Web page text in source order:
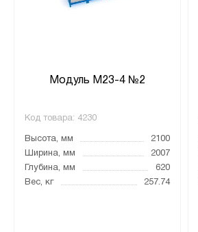
Модуль М23-4 №2
Код товара: 4230
Высота, мм
2100
Ширина, мм
2007
Глубина, мм
620
Вес, кг
257.74